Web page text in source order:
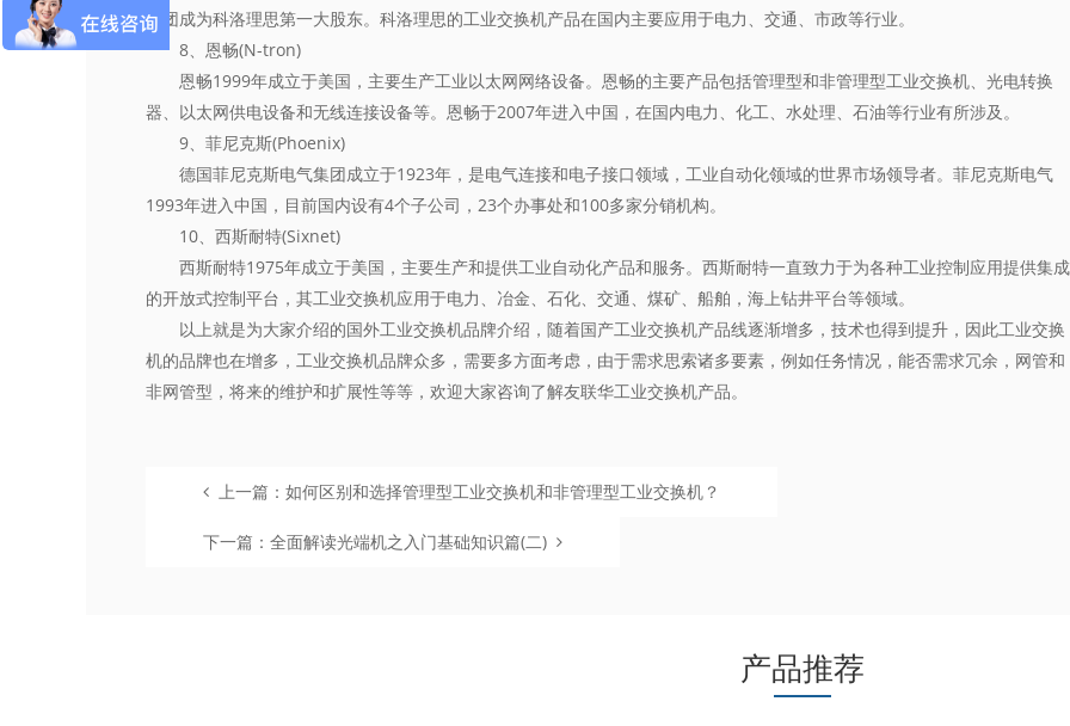
集团成为科洛理思第一大股东。科洛理思的工业交换机产品在国内主要应用于电力、交通、市政等行业。
8、恩畅(N-tron)
恩畅1999年成立于美国，主要生产工业以太网网络设备。恩畅的主要产品包括管理型和非管理型工业交换机、光电转换
器、以太网供电设备和无线连接设备等。恩畅于2007年进入中国，在国内电力、化工、水处理、石油等行业有所涉及。
9、菲尼克斯(Phoenix)
德国菲尼克斯电气集团成立于1923年，是电气连接和电子接口领域，工业自动化领域的世界市场领导者。菲尼克斯电气
1993年进入中国，目前国内设有4个子公司，23个办事处和100多家分销机构。
10、西斯耐特(Sixnet)
西斯耐特1975年成立于美国，主要生产和提供工业自动化产品和服务。西斯耐特一直致力于为各种工业控制应用提供集成
的开放式控制平台，其工业交换机应用于电力、冶金、石化、交通、煤矿、船舶，海上钻井平台等领域。
以上就是为大家介绍的国外工业交换机品牌介绍，随着国产工业交换机产品线逐渐增多，技术也得到提升，因此工业交换
机的品牌也在增多，工业交换机品牌众多，需要多方面考虑，由于需求思索诸多要素，例如任务情况，能否需求冗余，网管和
非网管型，将来的维护和扩展性等等，欢迎大家咨询了解友联华工业交换机产品。
上一篇：如何区别和选择管理型工业交换机和非管理型工业交换机？
下一篇：全面解读光端机之入门基础知识篇(二)
产品推荐